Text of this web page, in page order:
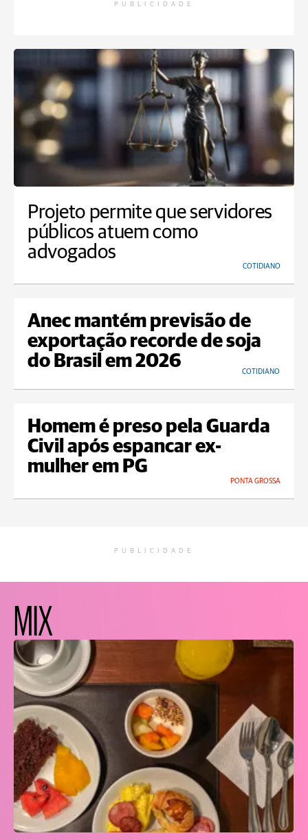
PUBLICIDADE
Projeto permite que servidores
públicos atuem como
advogados
COTIDIANO
Anec mantém previsão de
exportação recorde de soja
do Brasil em 2026
COTIDIANO
Homem é preso pela Guarda
Civil após espancar ex-
mulher em PG
PONTA GROSSA
PUBLICIDADE
MIX